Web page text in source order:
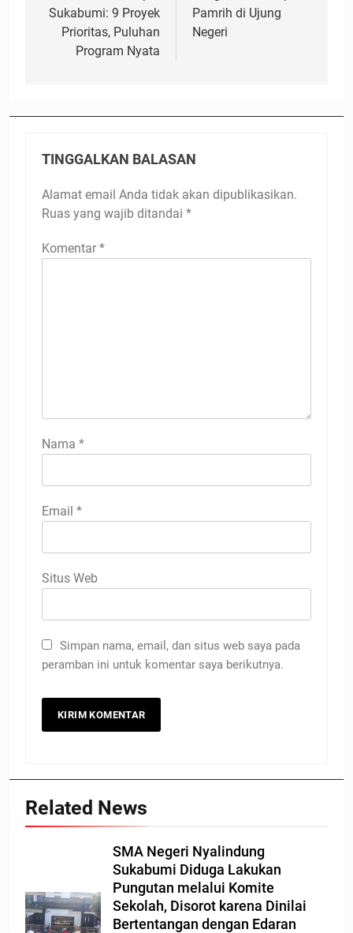
Sukabumi: 9 Proyek
Prioritas, Puluhan
Program Nyata
Pamrih di Ujung
Negeri
TINGGALKAN BALASAN
Alamat email Anda tidak akan dipublikasikan.
Ruas yang wajib ditandai *
Komentar *
Nama *
Email *
Situs Web
Simpan nama, email, dan situs web saya pada
peramban ini untuk komentar saya berikutnya.
Related News
SMA Negeri Nyalindung
Sukabumi Diduga Lakukan
Pungutan melalui Komite
Sekolah, Disorot karena Dinilai
Bertentangan dengan Edaran